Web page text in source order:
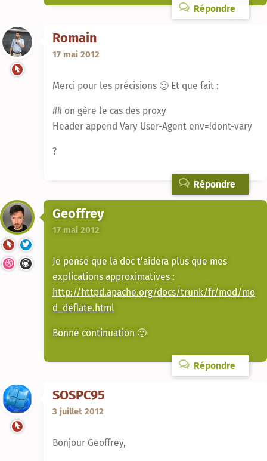
Répondre
Romain
17 mai 2012
Merci pour les précisions 🙂 Et que fait :
## on gère le cas des proxy
Header append Vary User-Agent env=!dont-vary
?
Répondre
Geoffrey
17 mai 2012
Je pense que la doc t’aidera plus que mes
explications approximatives :
http://httpd.apache.org/docs/trunk/fr/mod/mo
d_deflate.html
Bonne continuation 🙂
Répondre
SOSPC95
3 juillet 2012
Bonjour Geoffrey,